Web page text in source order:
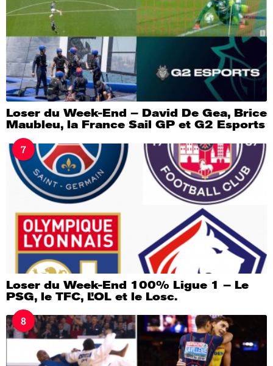
Loser du Week-End – David De Gea, Brice
Maubleu, la France Sail GP et G2 Esports
7
Loser du Week-End 100% Ligue 1 – Le
PSG, le TFC, L’OL et le Losc.
8